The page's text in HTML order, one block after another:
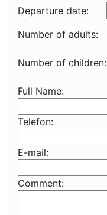
Departure date:
Number of adults:
Number of children:
Full Name:
Telefon:
E-mail:
Comment: